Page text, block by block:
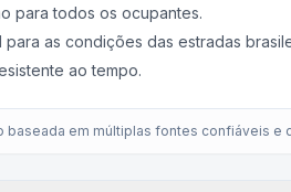
para todos os ocupantes.
as condições das estradas
ao tempo.
baseada em múltiplas fontes confiáveis e